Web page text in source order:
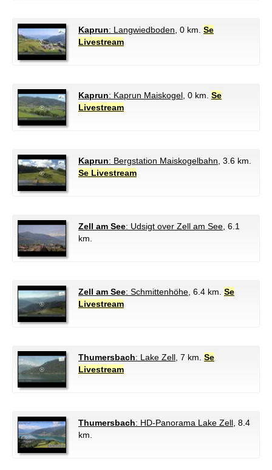
Kaprun: Langwiedboden , 0 km. Se
Livestream
Kaprun: Kaprun Maiskogel , 0 km. Se
Livestream
Kaprun: Bergstation Maiskogelbahn , 3.6 km.
Se Livestream
Zell am See: Udsigt over Zell am See , 6.1
km.
Zell am See: Schmittenhöhe , 6.4 km. Se
Livestream
Thumersbach: Lake Zell , 7 km. Se
Livestream
Thumersbach: HD-Panorama Lake Zell , 8.4
km.